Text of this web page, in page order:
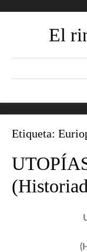
El
Etiqueta: